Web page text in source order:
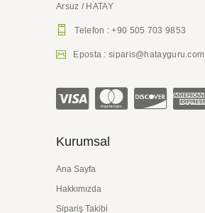
Arsuz / HATAY
Telefon : +90 505 703 9853
Eposta : siparis@hatayguru.com
Kurumsal
Ana Sayfa
Hakkımızda
Sipariş Takibi